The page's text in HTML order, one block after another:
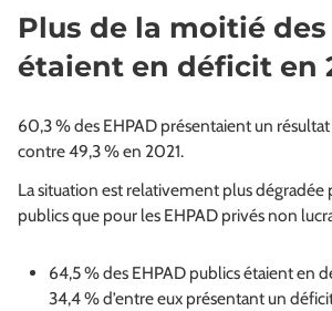
Plus de la moitié des
étaient en déficit en
60,3 % des EHPAD présentaient un
contre 49,3 % en 2021.
La situation est relativement plus dégradée
publics que pour les EHPAD privés non
64,5 % des EHPAD publics étaient en
34,4 % d’entre eux présentant un